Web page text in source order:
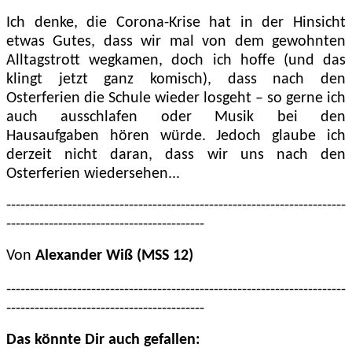
Ich denke, die Corona-Krise hat in der Hinsicht
etwas Gutes, dass wir mal von dem gewohnten
Alltagstrott wegkamen, doch ich hoffe (und das
klingt jetzt ganz komisch), dass nach den
Osterferien die Schule wieder losgeht – so gerne ich
auch ausschlafen oder Musik bei den
Hausaufgaben hören würde. Jedoch glaube ich
derzeit nicht daran, dass wir uns nach den
Osterferien wiedersehen...
------------------------------------------------------------------------
------------------------------------------
Von Alexander Wiß (MSS 12)
------------------------------------------------------------------------
------------------------------------------
Das könnte Dir auch gefallen: